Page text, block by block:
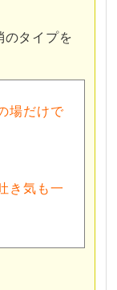
のタイプを
場だけで
き気も一